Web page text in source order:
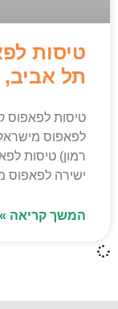
טיסות
תל
טיסות לפאפוס
לפאפוס
רמון) טיסות
ישירה לפאפוס
המשך קריאה »